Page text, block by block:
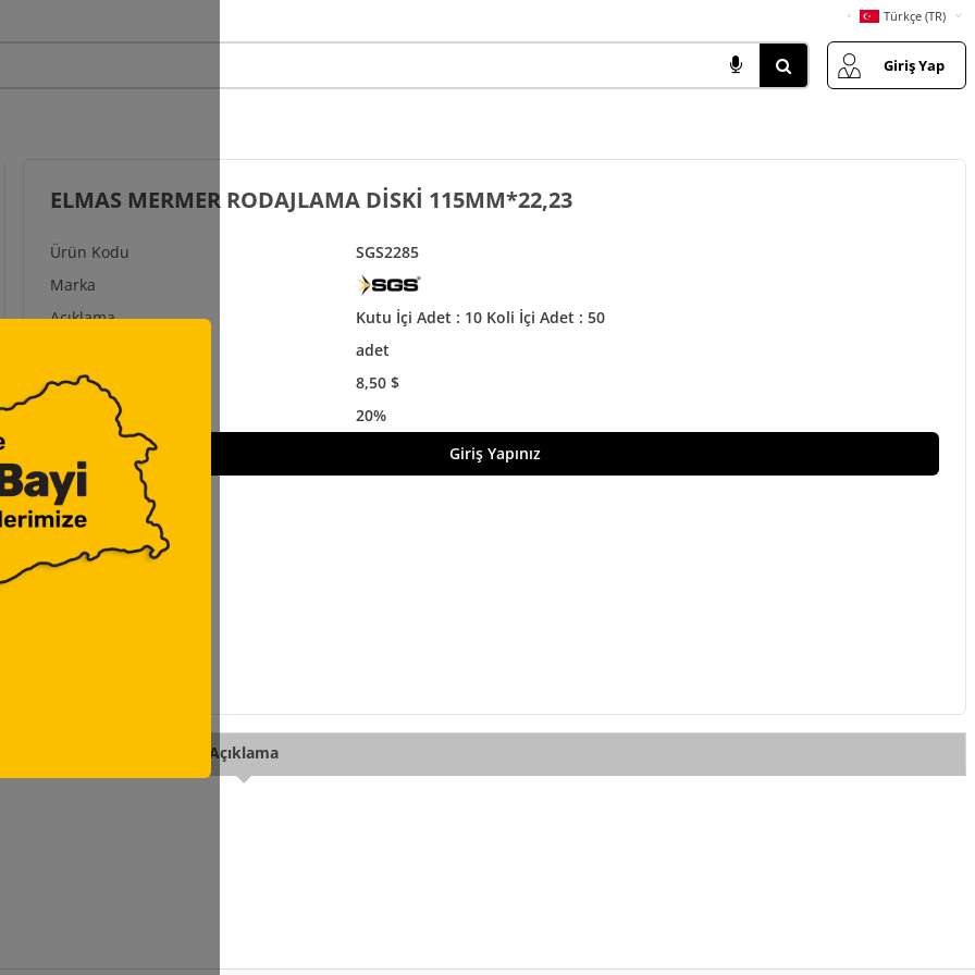
Türkçe (TR)
Giriş Yap
SGS2285
ELMAS MERMER RODAJLAMA DİSKİ 115MM*22,23
Kutu İçi Adet : 10 Koli İçi Adet : 50
adet
8,50 $
20%
Giriş Yapınız
Açıklama